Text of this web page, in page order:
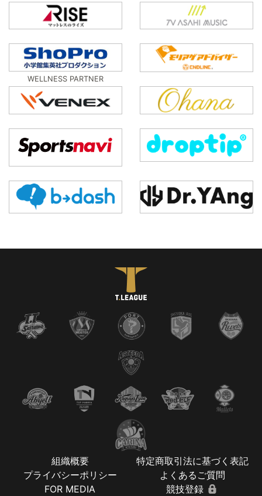
WELLNESS PARTNER
組織概要
特定商取引法に基づく表記
プライバシーポリシー
よくあるご質問
FOR MEDIA
競技登録